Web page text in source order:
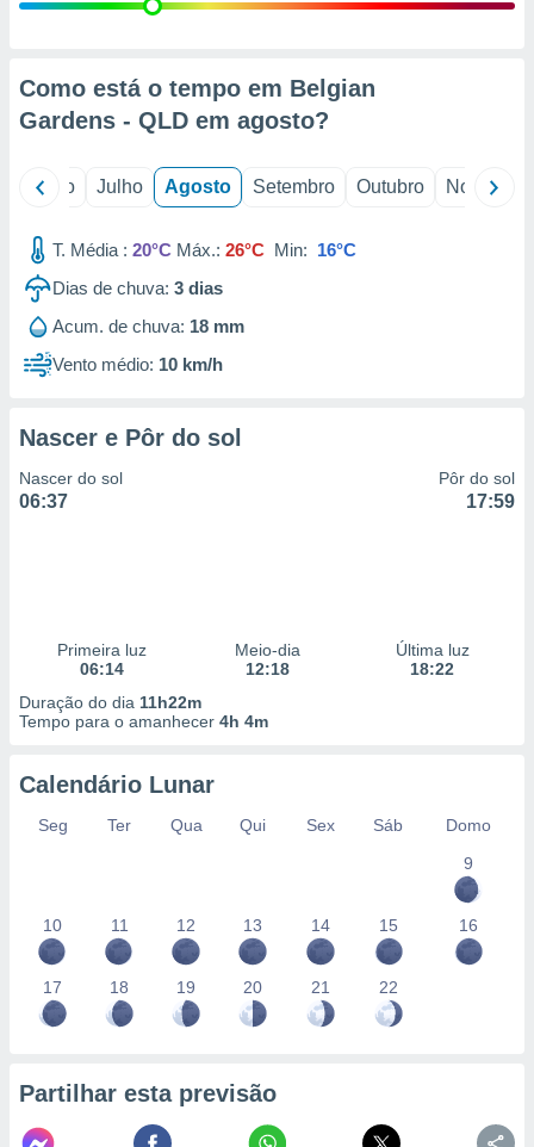
estudos
1199
Como está o tempo em Belgian
Gardens - QLD em agosto?
Junho Julho Agosto Setembro Outubro Novembro
T. Média : 20°C Máx.: 26°C Min: 16°C
Dias de chuva: 3 dias
Acum. de chuva: 18 mm
Vento médio: 10 km/h
Nascer e Pôr do sol
Nascer do sol
06:37
Pôr do sol
17:59
Primeira luz
06:14
Meio-dia
12:18
Última luz
18:22
Duração do dia 11h22m
Tempo para o amanhecer 4h 4m
Calendário Lunar
Seg Ter Qua Qui Sex Sáb
Domo
9
10 11 12 13 14 15 16
17 18 19 20 21 22
Partilhar esta previsão